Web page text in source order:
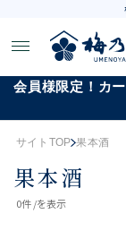
会員様限定！カ
サイトTOP 果本酒
果本酒
0件 /を表示